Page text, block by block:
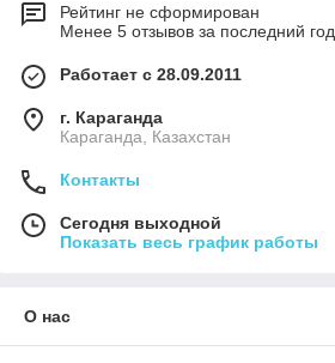
Рейтинг не сформирован
Менее 5 отзывов за последний год
Работает с 28.09.2011
г. Караганда
Караганда, Казахстан
Контакты
Сегодня выходной
Показать весь график работы
О нас